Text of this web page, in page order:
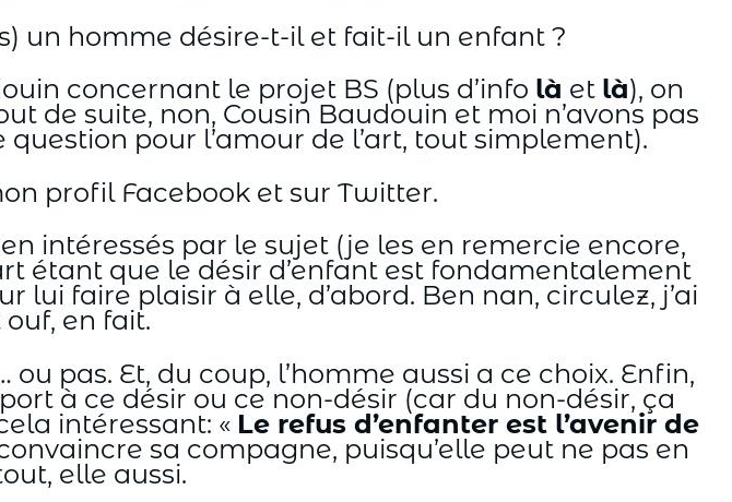
un homme désire-t-il et fait-il un enfant ?
concernant le projet BS (plus d’info là et là), on
de suite, non, Cousin Baudouin et moi n’avons pas
pour l’amour de l’art, tout simplement).
profil Facebook et sur Twitter.
intéressés par le sujet (je les en remercie encore,
étant que le désir d’enfant est fondamentalement
faire plaisir à elle, d’abord. Ben nan, circulez, j’ai
en fait.
pas. Et, du coup, l’homme aussi a ce choix. Enfin,
à ce désir ou ce non-désir (car du non-désir, ça
intéressant: « Le refus d’enfanter est l’avenir de
sa compagne, puisqu’elle peut ne pas en
elle aussi.